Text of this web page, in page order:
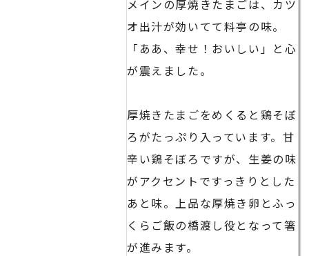
メインの厚焼きたまごは、カツ
オ出汁が効いてて料亭の味。
「ああ、幸せ！おいしい」と心
が震えました。
厚焼きたまごをめくると鶏そぼ
ろがたっぷり入っています。甘
辛い鶏そぼろですが、生姜の味
がアクセントですっきりとした
あと味。上品な厚焼き卵とふっ
くらご飯の橋渡し役となって箸
が進みます。